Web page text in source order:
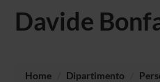
Davide
Home Dipartimento